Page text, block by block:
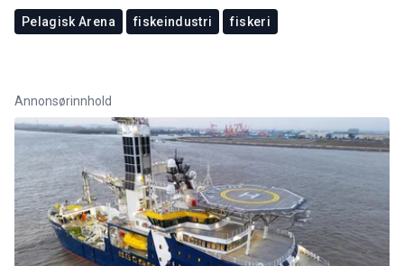
Pelagisk Arena fiskeindustri fiskeri
Annonsørinnhold